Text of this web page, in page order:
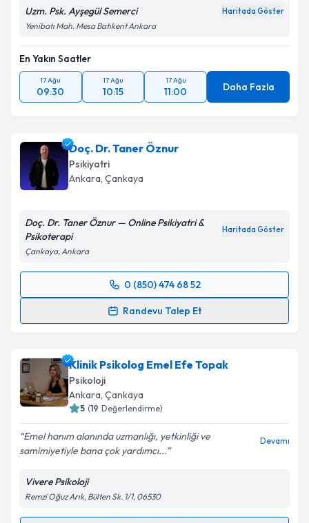
Uzm. Psk. Ayşegül Semerci Haritada Göster
Yenibatı Mah. Mesa Batıkent Ankara
En Yakın Saatler
17 Ağu
09:30
17 Ağu
10:15
17 Ağu
11:00 Daha Fazla
Doç. Dr. Taner Öznur
Psikiyatri
Ankara, Çankaya
Doç. Dr. Taner Öznur — Online Psikiyatri &
Psikoterapi
Haritada Göster
Çankaya, Ankara
0 (850) 474 68 52
Randevu Talep Et
Randevu Takvimi Talebi
takvim hazırlandığında e-posta ile bilgilendireceğiz.
E-posta Adresiniz
Kişisel verilerimin işlenmesine ilişkin
kapsamda işlenmesini kabul ediyorum.
Klinik Psikolog Emel Efe Topak
Psikoloji
Ankara, Çankaya
5 (19 Değerlendirme)
Emel hanım alanında uzmanlığı, yetkinliği ve
samimiyetiyle bana çok yardımcı...
Devamı
Vivere Psikoloji
Remzi Oğuz Arık, Bülten Sk. 1/1, 06530